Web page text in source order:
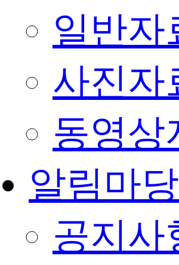
일반자
사진자
동영상
알림마당
공지사